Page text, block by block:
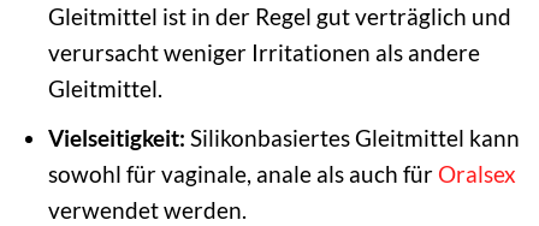
Gleitmittel ist in der Regel gut verträglich und
verursacht weniger Irritationen als andere
Gleitmittel.
Vielseitigkeit: Silikonbasiertes Gleitmittel kann
sowohl für vaginale, anale als auch für Oralsex
verwendet werden.